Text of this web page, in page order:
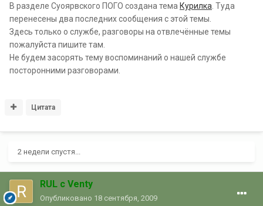
В разделе Суоярвского ПОГО создана тема Курилка . Туда
перенесены два последних сообщения с этой темы.
Здесь только о службе, разговоры на отвлечённые темы
пожалуйста пишите там.
Не будем засорять тему воспоминаний о нашей службе
посторонними разговорами.
Цитата
2 недели спустя...
RUL с Venty
Опубликовано 18 сентября, 2009